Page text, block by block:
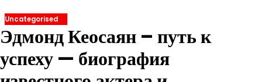
Uncategorised
Эдмонд Кеосаян – путь к
успеху — биография